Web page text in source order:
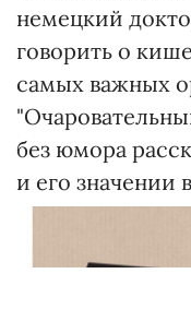
немецкий
говорить о
самых важных
без юмора
и его значении